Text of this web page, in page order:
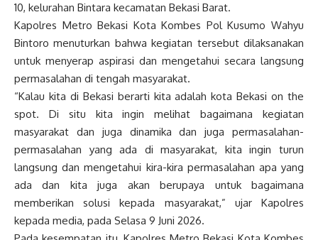
10, kelurahan Bintara kecamatan Bekasi Barat.
Kapolres Metro Bekasi Kota Kombes Pol Kusumo Wahyu
Bintoro menuturkan bahwa kegiatan tersebut dilaksanakan
untuk menyerap aspirasi dan mengetahui secara langsung
permasalahan di tengah masyarakat.
“Kalau kita di Bekasi berarti kita adalah kota Bekasi on the
spot. Di situ kita ingin melihat bagaimana kegiatan
masyarakat dan juga dinamika dan juga permasalahan-
permasalahan yang ada di masyarakat, kita ingin turun
langsung dan mengetahui kira-kira permasalahan apa yang
ada dan kita juga akan berupaya untuk bagaimana
memberikan solusi kepada masyarakat,” ujar Kapolres
kepada media, pada Selasa 9 Juni 2026.